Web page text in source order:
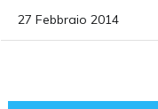
27 Febbraio 2014